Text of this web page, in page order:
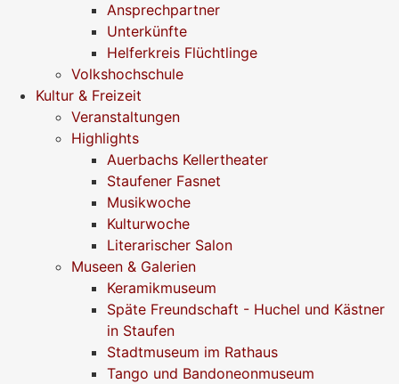
Ansprechpartner
Unterkünfte
Helferkreis Flüchtlinge
Volkshochschule
Kultur & Freizeit
Veranstaltungen
Highlights
Auerbachs Kellertheater
Staufener Fasnet
Musikwoche
Kulturwoche
Literarischer Salon
Museen & Galerien
Keramikmuseum
Späte Freundschaft - Huchel und Kästner
in Staufen
Stadtmuseum im Rathaus
Tango und Bandoneonmuseum